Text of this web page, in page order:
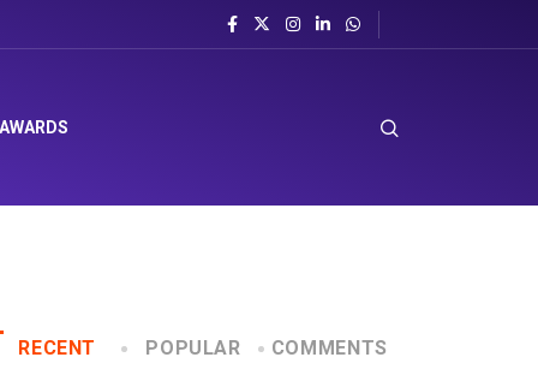
RECENT POPULAR COMMENTS